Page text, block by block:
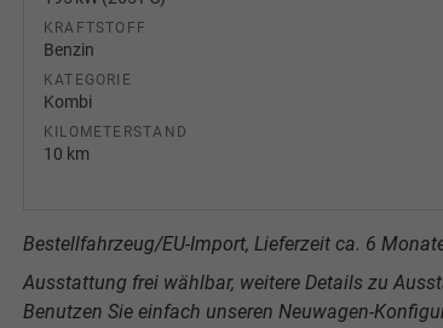
KRAFTSTOFF
Benzin
KATEGORIE
Kombi
KILOMETERSTAND
10 km
Bestellfahrzeug/EU-Import, Lieferzeit ca. 6
Ausstattung frei wählbar, weitere Details zu
Benutzen Sie einfach unseren Neuwagen-